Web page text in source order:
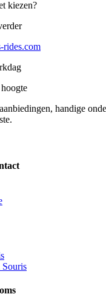
kiezen?
rides.com
handige